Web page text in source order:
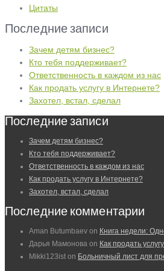
Цитаты
Последние записи
Зачем детям бизнес?
Кто тебя поддерживает?
Ответственность в каждом из нас
Как продать услугу в Интернете?
Захотел, встал, сделал
Последние записи
Зачем детям бизнес?
Кто тебя поддерживает?
Ответственность в каждом из нас
Как продать услугу в Интернете?
Захотел, встал, сделал
Последние комментарии
Aman Butumbaev on Книга недели:
Дарья Мамонова on Как продать
Mikki123ist on Больничный лист для